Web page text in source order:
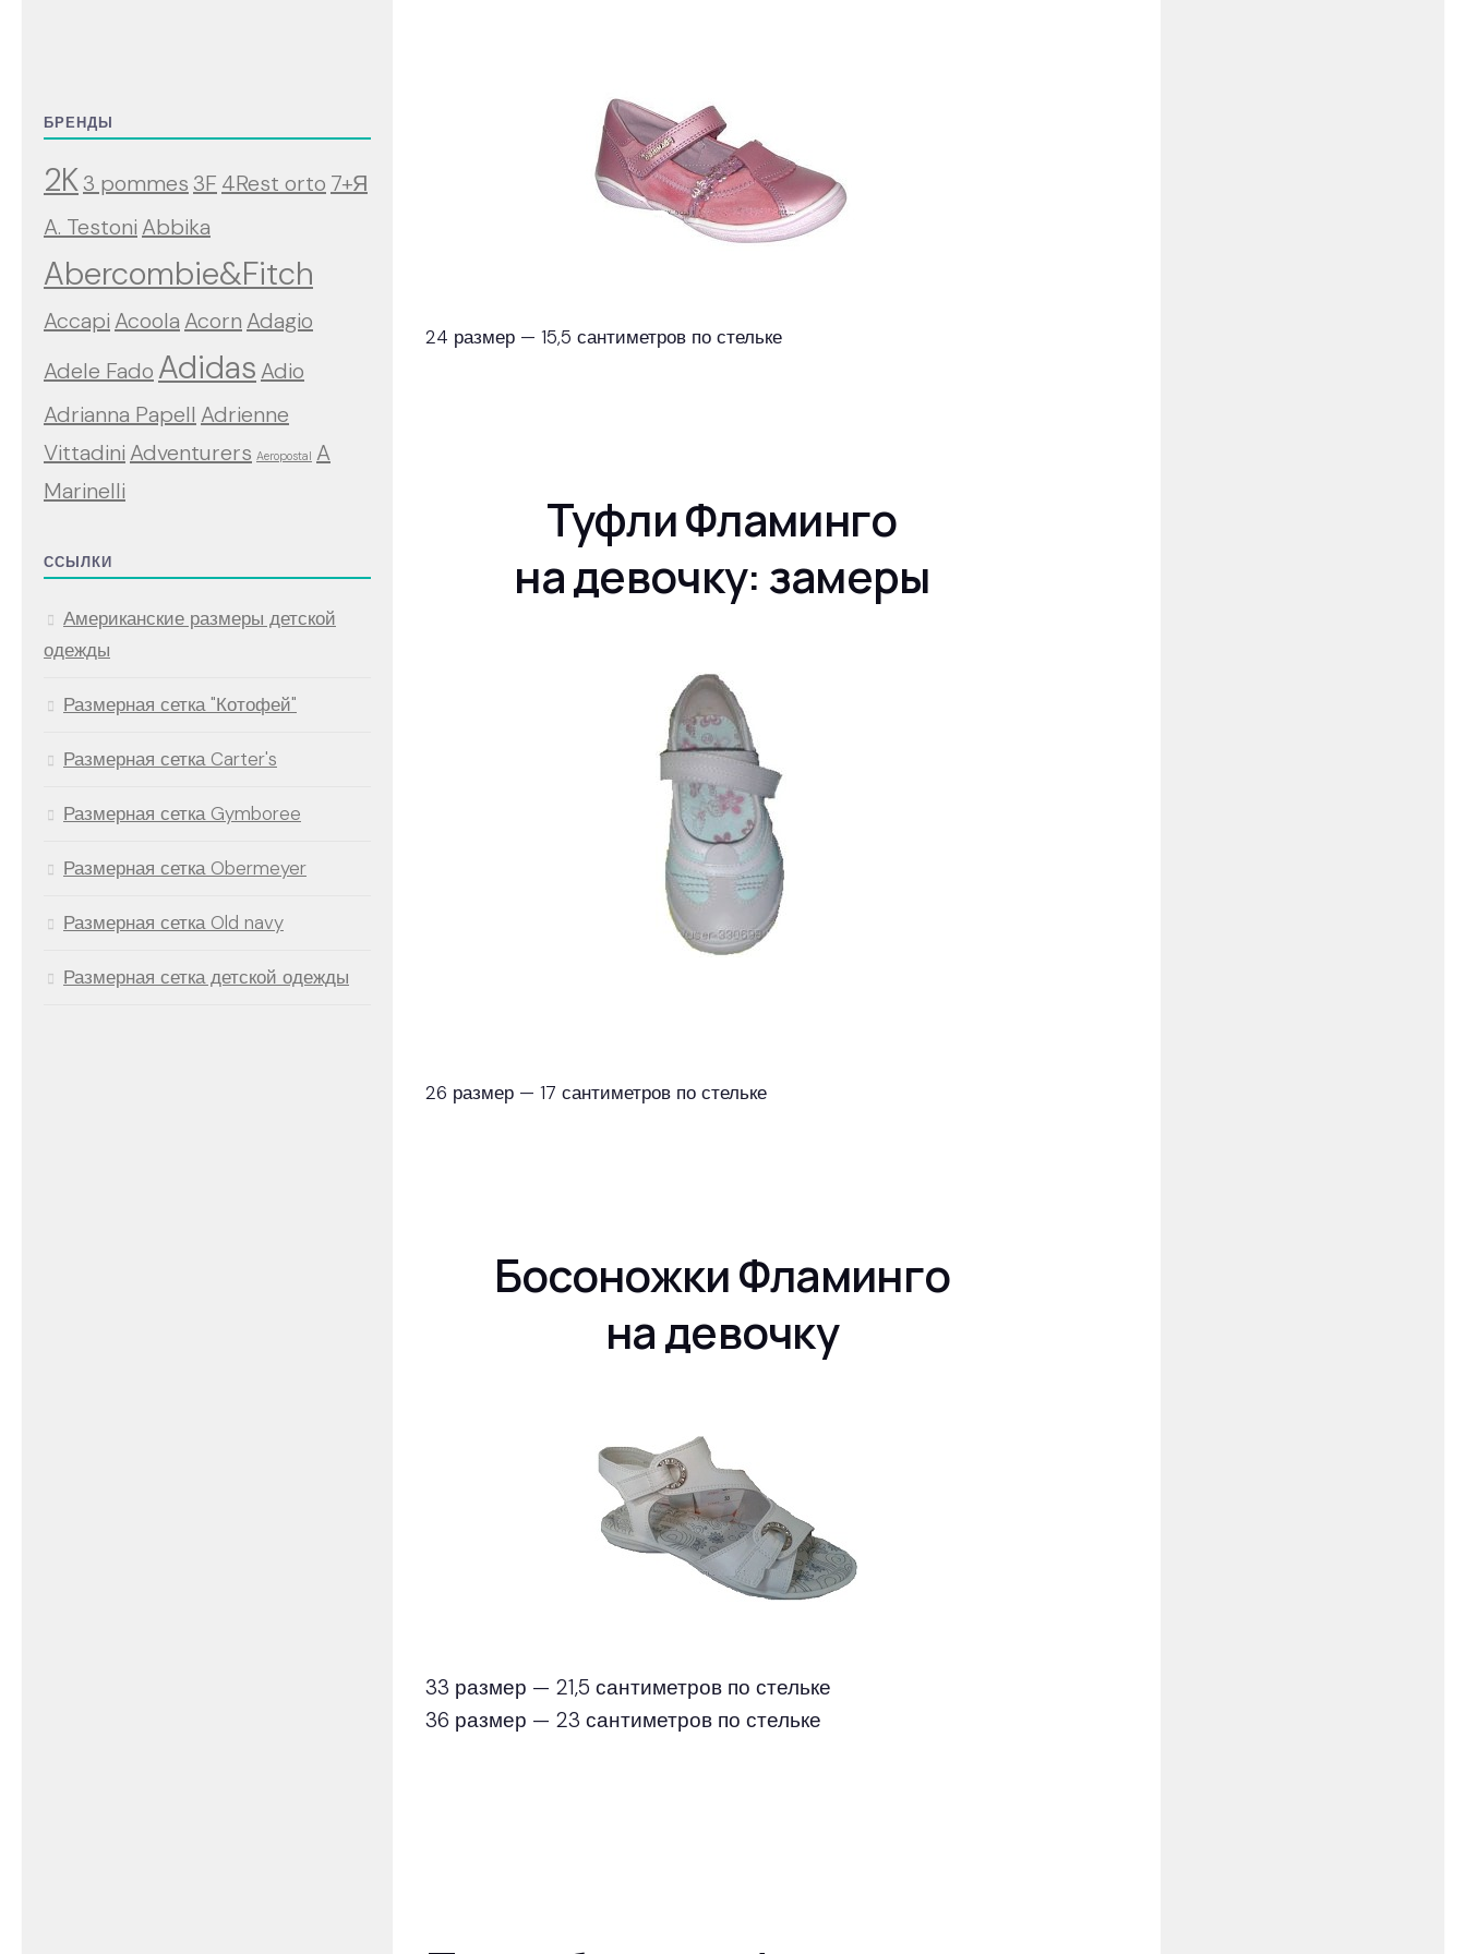
24 размер — 15,5 сантиметров по стельке
Туфли Фламинго
на девочку: замеры
26 размер — 17 сантиметров по стельке
Босоножки Фламинго
на девочку
33 размер — 21,5 сантиметров по стельке
36 размер — 23 сантиметров по стельке
БРЕНДЫ
2K3 pommes3F 4Rest orto 7+Я
A. Testoni Abbika
Abercombie&Fitch
Accapi Acoola Acorn Adagio
Adele Fado Adidas Adio
Adrianna Papell Adrienne
Vittadini Adventurers Aeropostal A
Marinelli
ССЫЛКИ
Американские размеры детской
одежды
Размерная сетка "Котофей"
Размерная сетка Carter's
Размерная сетка Gymboree
Размерная сетка Obermeyer
Размерная сетка Old navy
Размерная сетка детской одежды